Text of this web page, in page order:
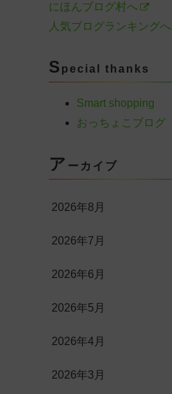
にほんブログ村へ
人気ブログランキングへ
S pecial thanks
Smart shopping
おっちょこブログ
ア ーカイブ
2026年8月
2026年7月
2026年6月
2026年5月
2026年4月
2026年3月